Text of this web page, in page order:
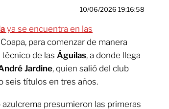
10/06/2026 19:16:58
ya se encuentra en las
para comenzar de manera
de las Águilas, a donde llega
Jardine, quien salió del club
seis títulos en tres años.
presumieron las primeras